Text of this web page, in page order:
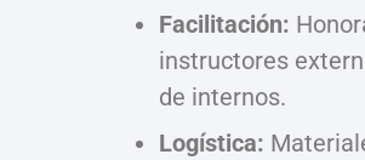
Facilitación:
instructores
de internos.
Logística: